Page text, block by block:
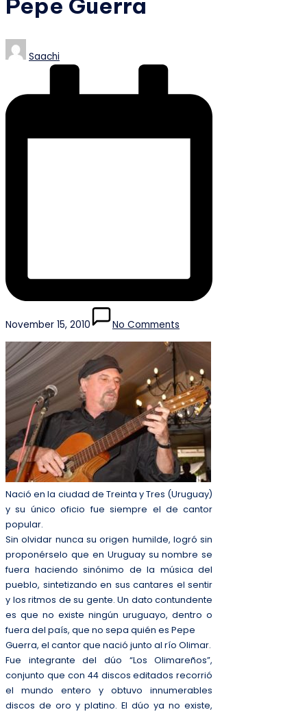
Pepe Guerra
Posted
by
Saachi
November 15, 2010 No Comments
Nació en la ciudad de Treinta y Tres (Uruguay)
y su único oficio fue siempre el de cantor
popular.
Sin olvidar nunca su origen humilde, logró sin
proponérselo que en Uruguay su nombre se
fuera haciendo sinónimo de la música del
pueblo, sintetizando en sus cantares el sentir
y los ritmos de su gente. Un dato contundente
es que no existe ningún uruguayo, dentro o
fuera del país, que no sepa quién es Pepe
Guerra, el cantor que nació junto al río Olimar.
Fue integrante del dúo “Los Olimareños”,
conjunto que con 44 discos editados recorrió
el mundo entero y obtuvo innumerables
discos de oro y platino. El dúo ya no existe,